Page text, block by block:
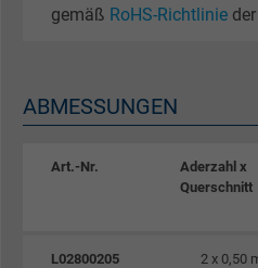
gemäß RoHS-Richtlinie
ABMESSUNGEN
Art.-Nr.
Aderzahl x
Querschnitt
L02800205 2 x 0,50